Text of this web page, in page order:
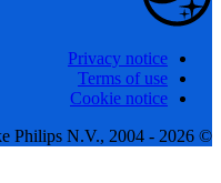
Privacy notice
Terms of use
Cookie notice